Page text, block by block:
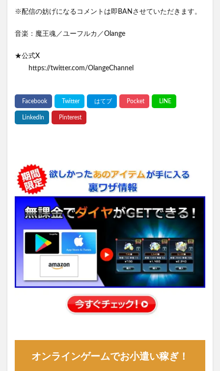
※配信の妨げになるコメントは即BANさせていただきます。
音楽：魔王魂／ユーフルカ／Olange
★公式X
https://twitter.com/OlangeChannel
オンラインゲームでお小遣い稼ぎ！